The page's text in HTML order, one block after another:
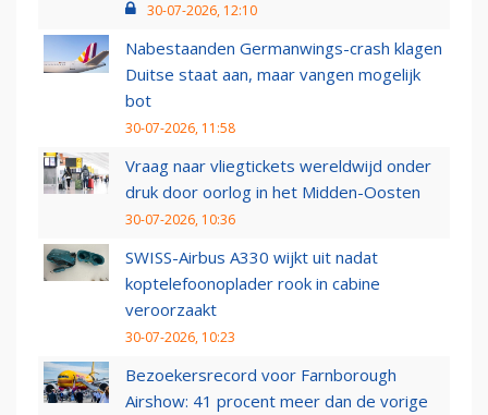
30-07-2026, 12:10
Nabestaanden Germanwings-crash klagen
Duitse staat aan, maar vangen mogelijk
bot
30-07-2026, 11:58
Vraag naar vliegtickets wereldwijd onder
druk door oorlog in het Midden-Oosten
30-07-2026, 10:36
SWISS-Airbus A330 wijkt uit nadat
koptelefoonoplader rook in cabine
veroorzaakt
30-07-2026, 10:23
Bezoekersrecord voor Farnborough
Airshow: 41 procent meer dan de vorige